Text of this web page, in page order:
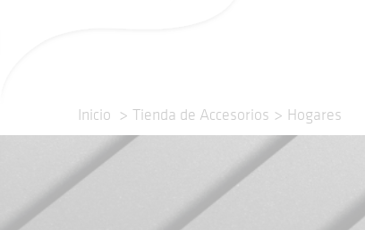
Inicio Tienda de Accesorios Hogares